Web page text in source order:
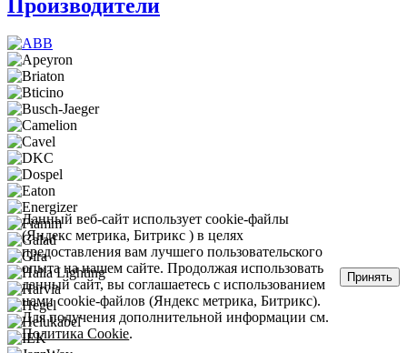
Производители
Данный веб-сайт использует cookie-файлы
(Яндекс метрика, Битрикс ) в целях
предоставления вам лучшего пользовательского
опыта на нашем сайте. Продолжая использовать
данный сайт, вы соглашаетесь с использованием
нами cookie-файлов (Яндекс метрика, Битрикс).
Для получения дополнительной информации см.
Политика Cookie.
Принять